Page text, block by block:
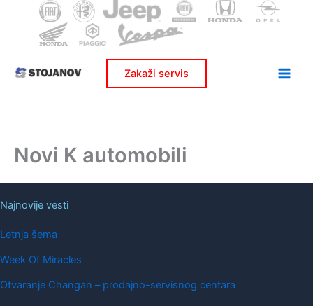
Zakaži servis
Novi K automobili
Najnovije vesti
Letnja šema
Week Of Miracles
Otvaranje Changan – prodajno-servisnog centara